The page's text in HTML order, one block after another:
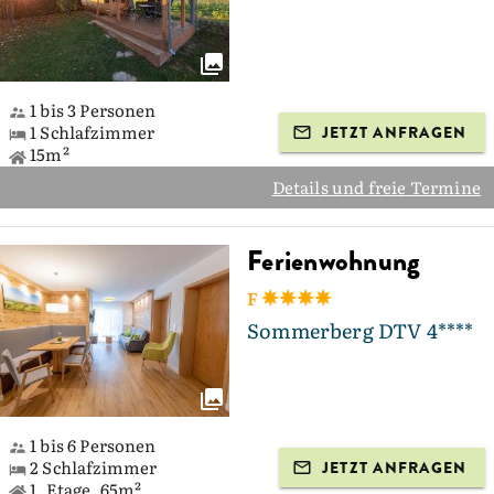
1 bis 3 Personen
1 Schlafzimmer
15m²
JETZT ANFRAGEN
Details und freie Termine
Ferienwohnung
F
Sommerberg DTV 4****
1 bis 6 Personen
2 Schlafzimmer
JETZT ANFRAGEN